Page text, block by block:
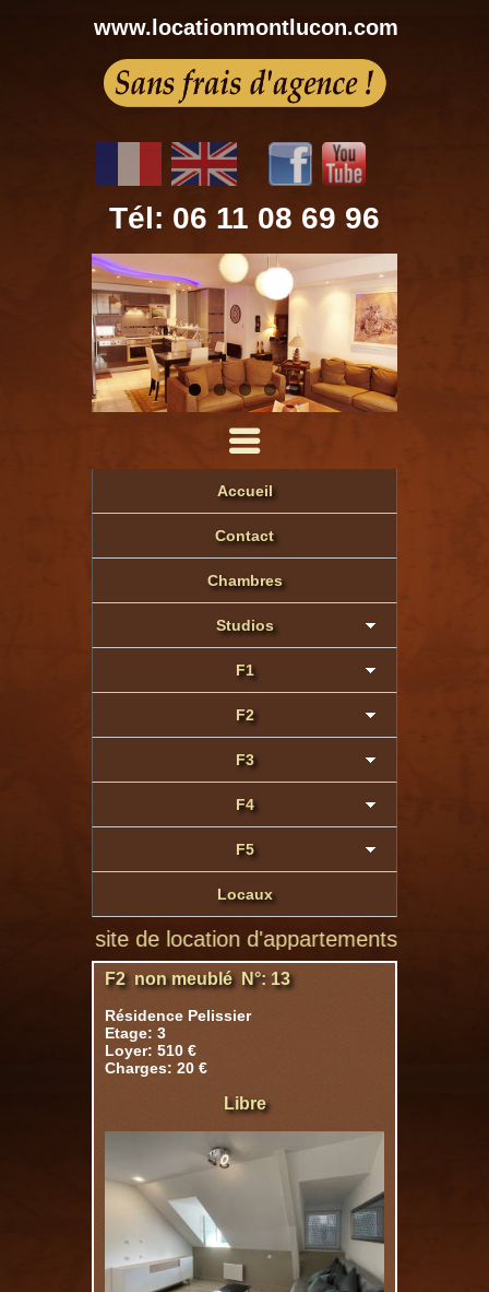
www.locationmontlucon.com
Tél: 06 11 08 69 96
Accueil
Contact
Chambres
Studios
F1
F2
F3
F4
F5
Locaux
site de location d'appartements à Montluçon de
F2 non meublé N°: 13
Résidence Pelissier
Etage: 3
Loyer: 510 €
Charges: 20 €
Libre